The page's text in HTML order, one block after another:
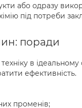
або одразу
під потреби
поради
в ідеальному
ефективність.
променів;